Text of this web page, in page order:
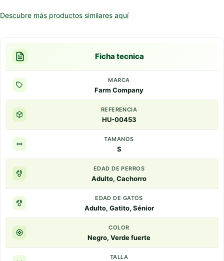
Descubre más productos similares aquí
Ficha tecnica
MARCA
Farm Company
REFERENCIA
HU-00453
TAMANOS
S
EDAD DE PERROS
Adulto, Cachorro
EDAD DE GATOS
Adulto, Gatito, Sénior
COLOR
Negro, Verde fuerte
TALLA